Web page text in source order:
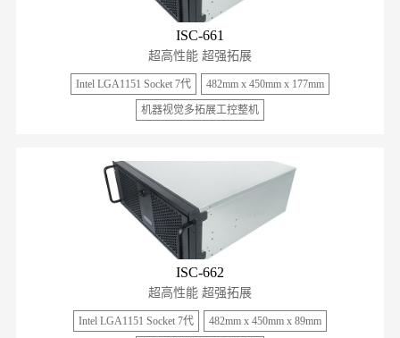
ISC-661
超高性能 超强拓展
Intel LGA1151 Socket 7代 482mm x 450mm x 177mm
机器视觉多拓展工控整机
ISC-662
超高性能 超强拓展
Intel LGA1151 Socket 7代 482mm x 450mm x 89mm